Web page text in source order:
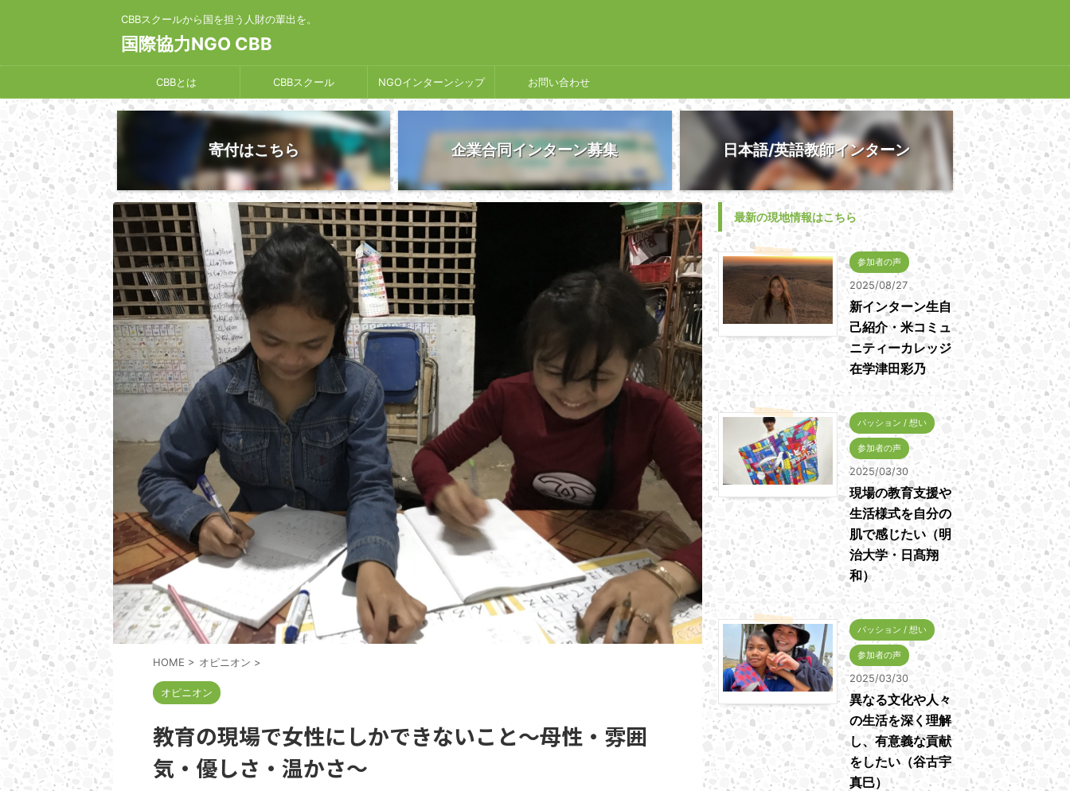
CBBスクールから国を担う人財の輩出を。
国際協力NGO CBB
CBBとは CBBスクール NGOインターンシップ お問い合わせ
寄付はこちら 企業合同インターン募集 日本語/英語教師インターン
HOME > オピニオン >
オピニオン
教育の現場で女性にしかできないこと～母性・雰囲
気・優しさ・温かさ～
最新の現地情報はこちら
参加者の声
2025/08/27
新インターン生自
己紹介・米コミュ
ニティーカレッジ
在学津田彩乃
パッション / 想い
参加者の声
2025/03/30
現場の教育支援や
生活様式を自分の
肌で感じたい（明
治大学・日髙翔
和）
パッション / 想い
参加者の声
2025/03/30
異なる文化や人々
の生活を深く理解
し、有意義な貢献
をしたい（谷古宇
真巳）